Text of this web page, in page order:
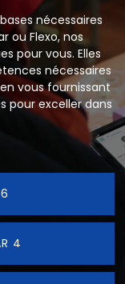
nécessaires
ou Flexo, nos
pour vous. Elles
nécessaires
vous fournissant
pour exceller dans
4